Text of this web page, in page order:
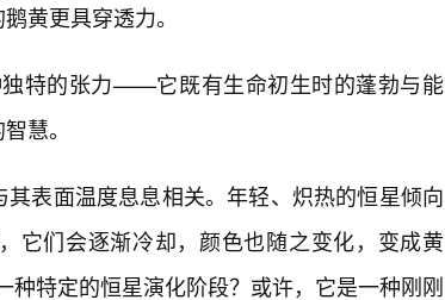
黄更具穿透力。
特的张力——它既有生命初生时的蓬勃与能
慧。
表面温度息息相关。年轻、炽热的恒星倾向
它们会逐渐冷却，颜色也随之变化，变成黄
特定的恒星演化阶段？或许，它是一种刚刚